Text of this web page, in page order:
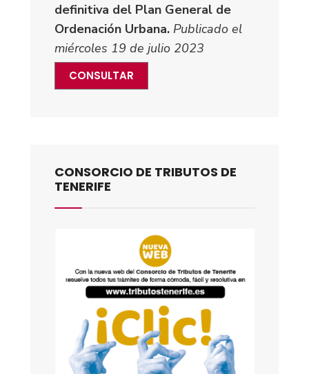
definitiva del Plan General de
Ordenación Urbana. Publicado el
miércoles 19 de julio 2023
CONSULTAR
CONSORCIO DE TRIBUTOS DE
TENERIFE